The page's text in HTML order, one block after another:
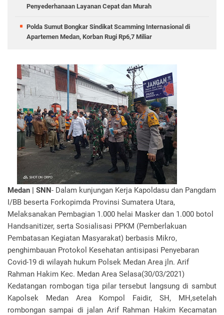
Penyederhanaan Layanan Cepat dan Murah
Polda Sumut Bongkar Sindikat Scamming Internasional di
Apartemen Medan, Korban Rugi Rp6,7 Miliar
Medan | SNN- Dalam kunjungan Kerja Kapoldasu dan Pangdam
I/BB beserta Forkopimda Provinsi Sumatera Utara,
Melaksanakan Pembagian 1.000 helai Masker dan 1.000 botol
Handsanitizer, serta Sosialisasi PPKM (Pemberlakuan
Pembatasan Kegiatan Masyarakat) berbasis Mikro,
penghimbauan Protokol Kesehatan antisipasi Penyebaran
Covid-19 di wilayah hukum Polsek Medan Area jln. Arif
Rahman Hakim Kec. Medan Area Selasa(30/03/2021)
Kedatangan rombogan tiga pilar tersebut langsung di sambut
Kapolsek Medan Area Kompol Faidir, SH, MH,setelah
rombongan sampai di jalan Arif Rahman Hakim Kecamatan